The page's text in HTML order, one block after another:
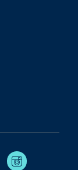
Linkedin